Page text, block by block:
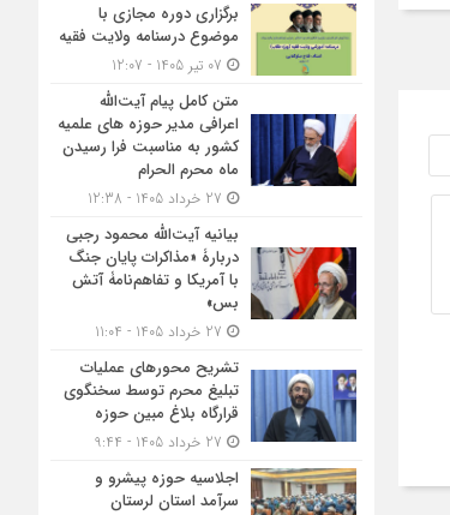
برگزاری دوره مجازی با
موضوع درسنامه ولایت فقیه
متن کامل پیام آیت‌الله
اعرافی مدیر حوزه های علمیه
کشور به مناسبت فرا رسیدن
ماه محرم الحرام
بیانیه آیت‌الله محمود رجبی
دربارۀ «مذاکرات پایان جنگ
با آمریکا و تفاهم‌نامۀ آتش
بس»
تشریح محورهای عملیات
تبلیغ محرم توسط سخنگوی
قرارگاه بلاغ مبین حوزه
اجلاسیه حوزه پیشرو و
سرآمد استان لرستان